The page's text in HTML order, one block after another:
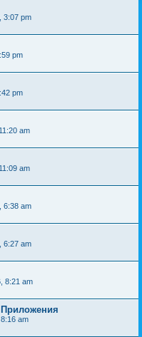
3:07 pm
pm
pm
am
am
6:38 am
6:27 am
8:21 am
am